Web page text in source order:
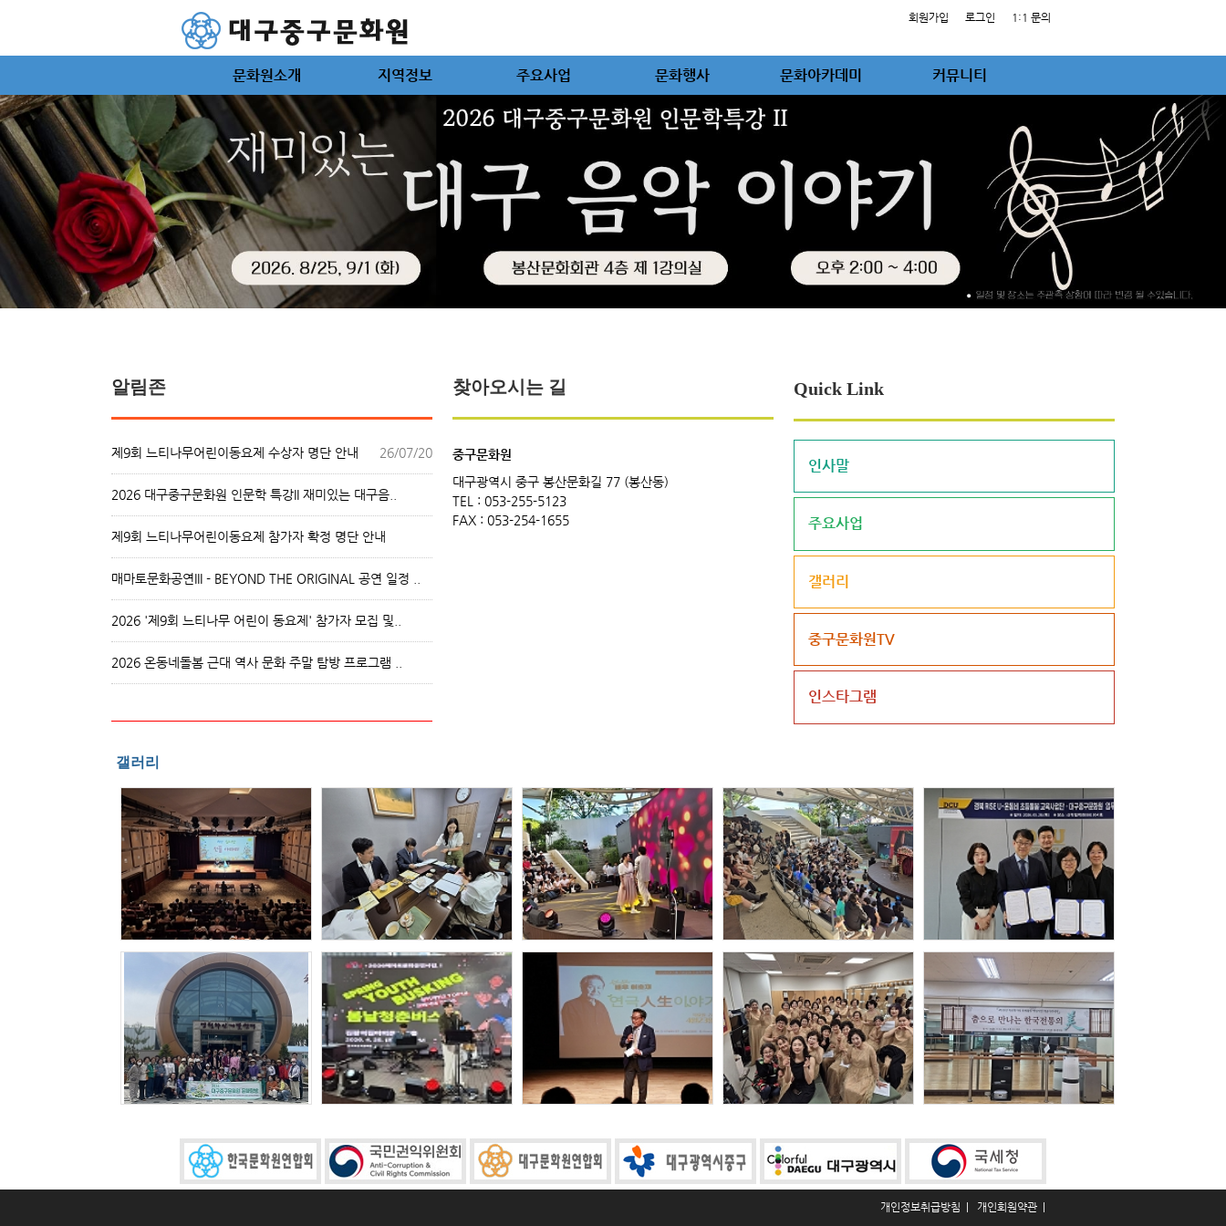
알림존
제9회 느티나무어린이동요제 수상자 명단 안내 26/07/20
2026 대구중구문화원 인문학 특강II 재미있는 대구음..
제9회 느티나무어린이동요제 참가자 확정 명단 안내
매마토문화공연III - BEYOND THE ORIGINAL 공연 일정 ..
2026 '제9회 느티나무 어린이 동요제' 참가자 모집 및..
2026 온동네돌봄 근대 역사 문화 주말 탐방 프로그램 ..
찾아오시는 길
중구문화원
대구광역시 중구 봉산문화길 77 (봉산동)
TEL : 053-255-5123
FAX : 053-254-1655
Quick Link
인사말
주요사업
갤러리
중구문화원TV
인스타그램
갤러리
개인정보취급방침 | 개인회원약관 |
회원가입 로그인 1:1 문의
문화원소개 지역정보 주요사업 문화행사 문화아카데미 커뮤니티